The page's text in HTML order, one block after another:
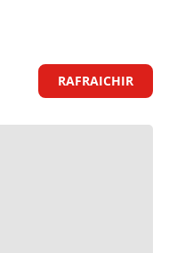
RAFRAICHIR